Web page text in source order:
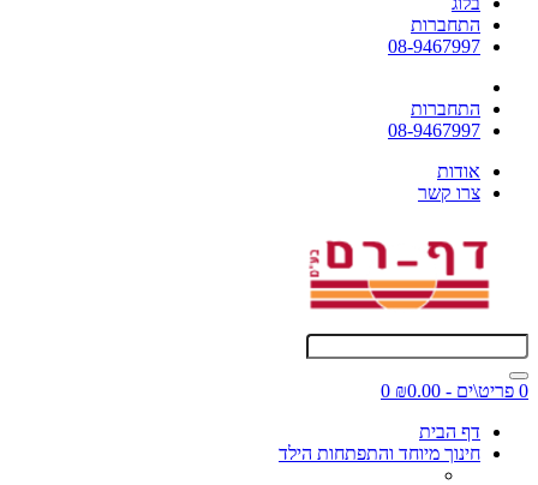
התחברות
08-9467997
התחברות
08-9467997
אודות
צרו קשר
0 פריט\ים - ₪0.00
0
דף הבית
חינוך מיוחד והתפתחות הילד